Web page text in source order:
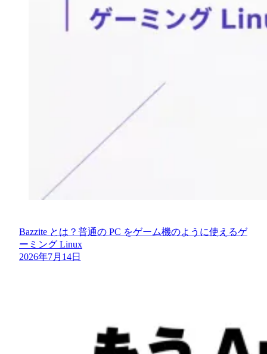
Bazzite とは？普通の PC をゲーム機のように使えるゲ
ーミング Linux
2026年7月14日